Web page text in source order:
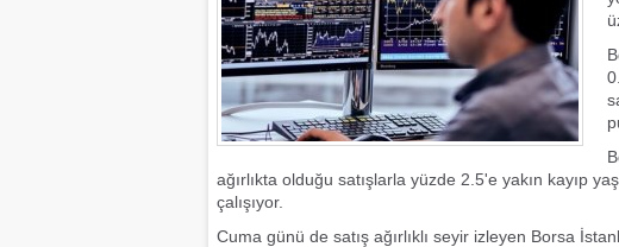
ağırlıkta olduğu satışlarla yüzde 2.5'e yakın kayıp
çalışıyor.
Cuma günü de satış ağırlıklı seyir izleyen Borsa